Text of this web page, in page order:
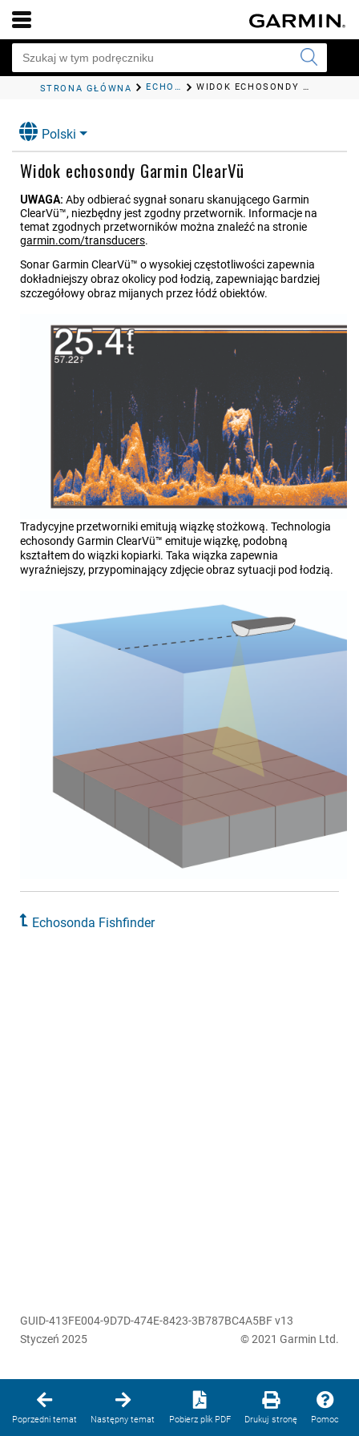
STRONA GŁÓWNA ECHOSONDA FISHFINDER WIDOK ECHOSONDY
GARMIN
Polski
Widok echosondy Garmin ClearVü
UWAGA: Aby odbierać sygnał sonaru skanującegoGarmin
ClearVü™, niezbędny jest zgodny przetwornik. Informacje na
temat zgodnych przetworników można znaleźć na stronie
garmin.com/transducers.
SonarGarmin ClearVü™ o wysokiej częstotliwości zapewnia
dokładniejszy obraz okolicy pod łodzią, zapewniając bardziej
szczegółowy obraz mijanych przez łódź obiektów.
Tradycyjne przetworniki emitują wiązkę stożkową. Technologia
echosondyGarmin ClearVü™ emituje wiązkę, podobną
kształtem do wiązki kopiarki. Taka wiązka zapewnia
wyraźniejszy, przypominający zdjęcie obraz sytuacji pod łodzią.
Echosonda Fishfinder
GUID-413FE004-9D7D-474E-8423-3B787BC4A5BF v13
Styczeń 2025
© 2021 Garmin Ltd.
Poprzedni temat Następny temat Pobierz plik PDF Drukuj stronę Pomoc